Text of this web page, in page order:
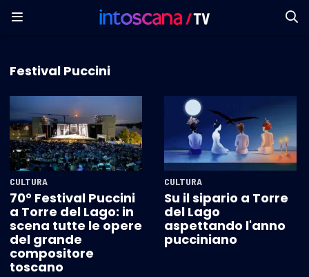
Festival Puccini
CULTURA
70° Festival Puccini
a Torre del Lago: in
scena tutte le opere
del grande
compositore
toscano
CULTURA
Su il sipario a Torre
del Lago
aspettando l'anno
pucciniano